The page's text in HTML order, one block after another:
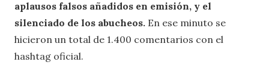
aplausos falsos añadidos en emisión, y el
silenciado de los abucheos. En ese minuto se
hicieron un total de 1.400 comentarios con el
hashtag oficial.